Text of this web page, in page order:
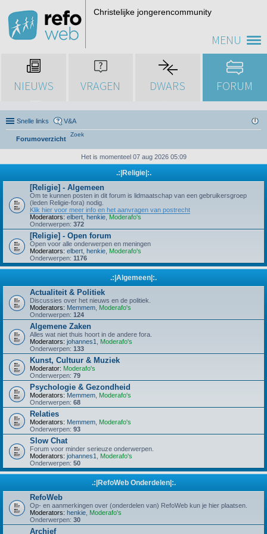
MENU
Christelijke jongerencommunity
NIEUWS VRAGEN DWARS FORUM
Snelle links V&A
Forumoverzicht
Zoek
Het is momenteel 07 aug 2026 05:09
.:|Religie|:.
[Religie] - Algemeen
Om te kunnen posten in dit forum is lidmaatschap van een gebruikersgroep
(leden Religie-fora) nodig.
Klik hier voor meer info en het aanvragen van postrecht
Moderators: elbert henkie Moderafo's
Onderwerpen: 372
[Religie] - Open forum
Open voor alle onderwerpen en meningen
Moderators: elbert henkie Moderafo's
Onderwerpen: 1176
.:|Algemeen|:.
Actualiteit & Politiek
Discussies over het nieuws en de politiek.
Moderators: Memmem Moderafo's
Onderwerpen: 124
Algemene Zaken
Alles wat niet thuis hoort in de andere fora.
Moderators: johannes1
Moderafo's
Onderwerpen: 133
Kunst, Cultuur & Muziek
Moderator: Moderafo's
Onderwerpen: 79
Psychologie & Gezondheid
Moderators: Memmem Moderafo's
Onderwerpen: 68
Relaties
Moderators: Memmem Moderafo's
Onderwerpen: 93
Slow Chat
Forum voor minder serieuze onderwerpen.
Moderators: johannes1
Moderafo's
Onderwerpen: 50
.:|RefoWeb Onderdelen|:.
RefoWeb
Op- en aanmerkingen over (onderdelen van) RefoWeb kun je hier plaatsen.
Moderators: henkie Moderafo's
Onderwerpen: 30
Archief